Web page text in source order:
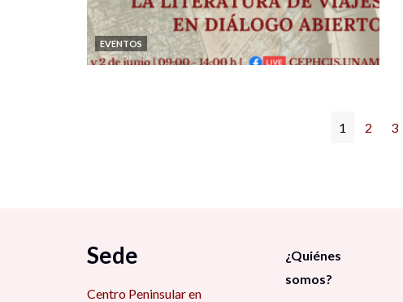
EVENTOS
1 2 3
Sede
Centro Peninsular en
¿Quiénes
somos?